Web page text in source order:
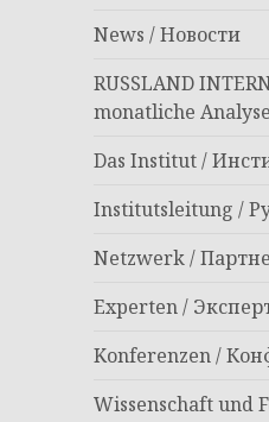
News / Новости
RUSSLAND
monatliche Analyse
Das Institut /
Institutsleitung /
Netzwerk /
Experten /
Konferenzen /
Wissenschaft und